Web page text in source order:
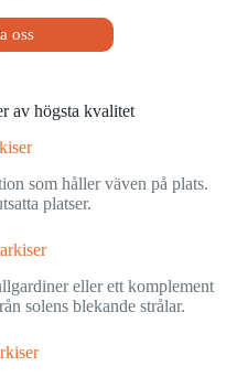
oss
av högsta kvalitet
som håller väven på plats.
platser.
eller ett komplement
solens blekande strålar.